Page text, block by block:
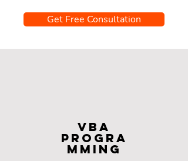
Get Free Consultation
VBA
progra
mming